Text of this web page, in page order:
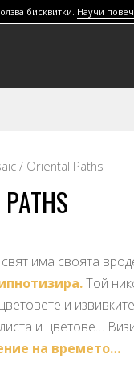
/ Oriental Paths
има своята
Той
и
и цветове…
на времето…
бисквитки. Научи